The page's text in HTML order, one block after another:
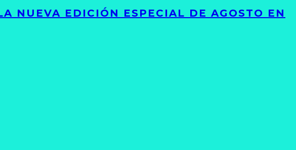
NUEVA EDICIÓN ESPECIAL DE AGOSTO EN